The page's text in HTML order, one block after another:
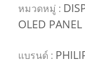
หมวดหมู่ :
OLED
แบรนด์ :